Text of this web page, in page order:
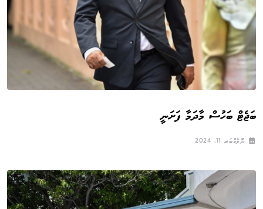
ބަޖެޓް ބަހުސް މާދަމާ ފަށަނީ
ނޮވެމްބަރ 11, 2024